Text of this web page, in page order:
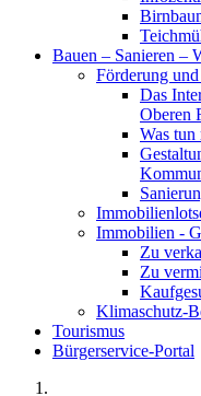
Bauen – Sanieren –
Förderung
Das
Oberen
Was tun
Immobilien -
Zu
Zu
Klimaschutz-
Tourismus
Bürgerservice-Portal